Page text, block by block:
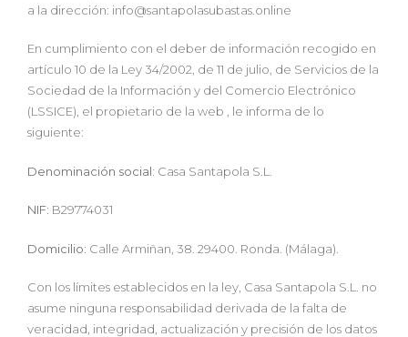
a la dirección: info@santapolasubastas.online
En cumplimiento con el deber de información recogido en
artículo 10 de la Ley 34/2002, de 11 de julio, de Servicios de la
Sociedad de la Información y del Comercio Electrónico
(LSSICE), el propietario de la web , le informa de lo
siguiente:
Denominación social: Casa Santapola S.L.
NIF: B29774031
Domicilio: Calle Armiñan, 38. 29400. Ronda. (Málaga).
Con los límites establecidos en la ley, Casa Santapola S.L. no
asume ninguna responsabilidad derivada de la falta de
veracidad, integridad, actualización y precisión de los datos